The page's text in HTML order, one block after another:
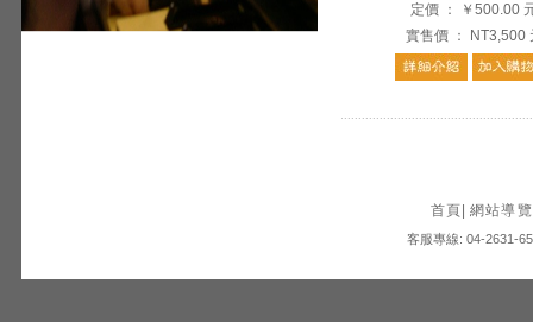
定價 ： ￥500.00
實售價 ： NT3,500
首頁 網站導覽
客服專線: 04-2631-